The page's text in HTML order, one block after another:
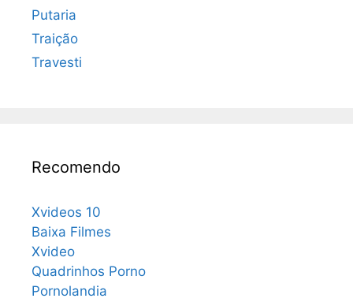
Putaria
Traição
Travesti
Recomendo
Xvideos 10
Baixa Filmes
Xvideo
Quadrinhos Porno
Pornolandia